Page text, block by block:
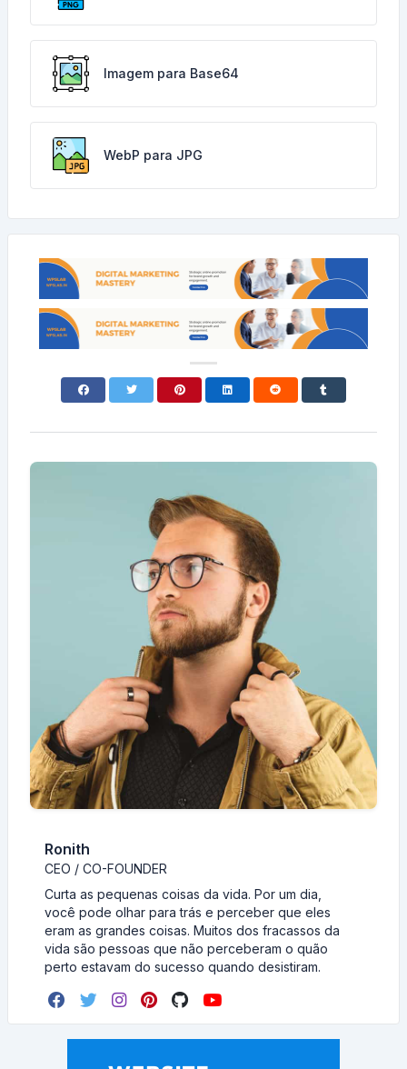
Imagem para Base64
WebP para JPG
Ronith
CEO / CO-FOUNDER
Curta as pequenas coisas da vida. Por um dia,
você pode olhar para trás e perceber que eles
eram as grandes coisas. Muitos dos fracassos da
vida são pessoas que não perceberam o quão
perto estavam do sucesso quando desistiram.